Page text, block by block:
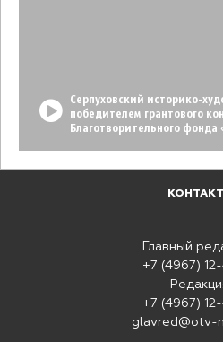
Серпуховский историко-
победителем грантового
Благотворительного фонда
Главный
+7 (4967)
+7 (4967)
glavred@otv-